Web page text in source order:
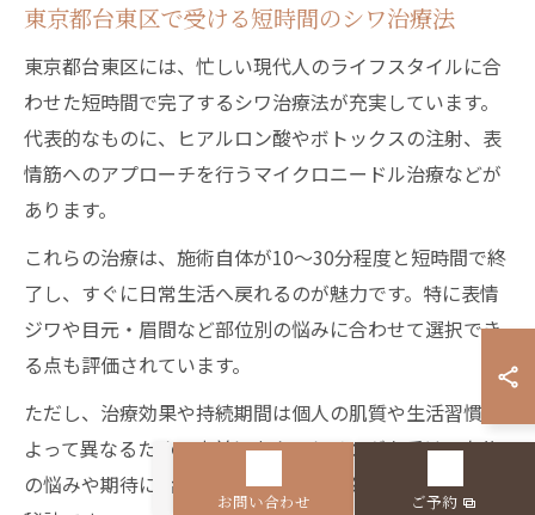
東京都台東区で受ける短時間のシワ治療法
東京都台東区には、忙しい現代人のライフスタイルに合
わせた短時間で完了するシワ治療法が充実しています。
代表的なものに、ヒアルロン酸やボトックスの注射、表
情筋へのアプローチを行うマイクロニードル治療などが
あります。
これらの治療は、施術自体が10〜30分程度と短時間で終
了し、すぐに日常生活へ戻れるのが魅力です。特に表情
ジワや目元・眉間など部位別の悩みに合わせて選択でき
る点も評価されています。
ただし、治療効果や持続期間は個人の肌質や生活習慣に
よって異なるため、事前にカウンセリングを受け、自分
の悩みや期待に合った治療法を選ぶことが満足度向上の
お問い合わせ ご予約